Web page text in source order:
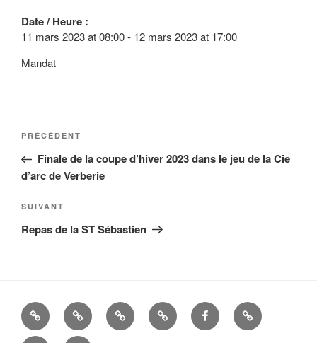
Date / Heure :
11 mars 2023at08:00- 12 mars 2023at 17:00
Mandat
Navigation
l’article
Article
précédent
PRÉCÉDENT
Finale de la coupe d’hiver 2023 dans le jeu de la Cie
d’arc de Verberie
Article
suivant
SUIVANT
Repas de la ST Sébastien
La
Cie
Histoire ALBUMSLIENS
UTILES
FACEBOOK
Mandats